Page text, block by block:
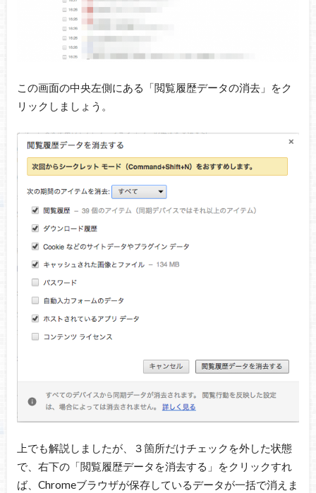
この画面の中央左側にある「閲覧履歴データの消去」をク
リックしましょう。
上でも解説しましたが、３箇所だけチェックを外した状態
で、右下の「閲覧履歴データを消去する」をクリックすれ
ば、Chromeブラウザが保存しているデータが一括で消えま